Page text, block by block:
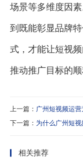
场景等多维度因
到既能彰显品牌
式，才能让短视
推动推广目标的顺
上一篇： 广州短视频运
下一篇： 为什么广州短
相关推荐